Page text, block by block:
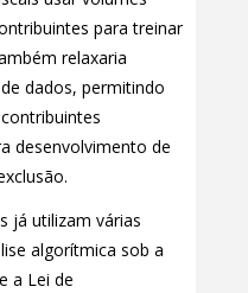
para treinar
relaxaria
dados, permitindo
desenvolvimento de
já utilizam várias
algorítmica sob a
a Lei de